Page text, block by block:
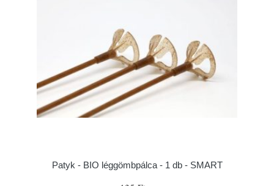
Patyk - BIO léggömbpálca - 1 db - SMART